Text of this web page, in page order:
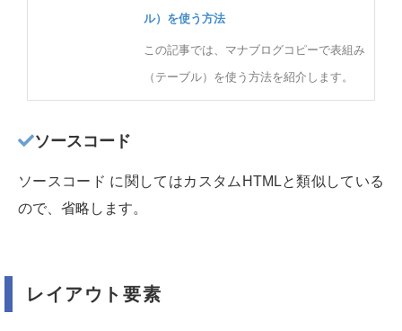
ル）を使う方法
この記事では、マナブログコピーで表組み
（テーブル）を使う方法を紹介します。
ソースコード
ソースコード に関してはカスタムHTMLと類似している
ので、省略します。
レイアウト要素